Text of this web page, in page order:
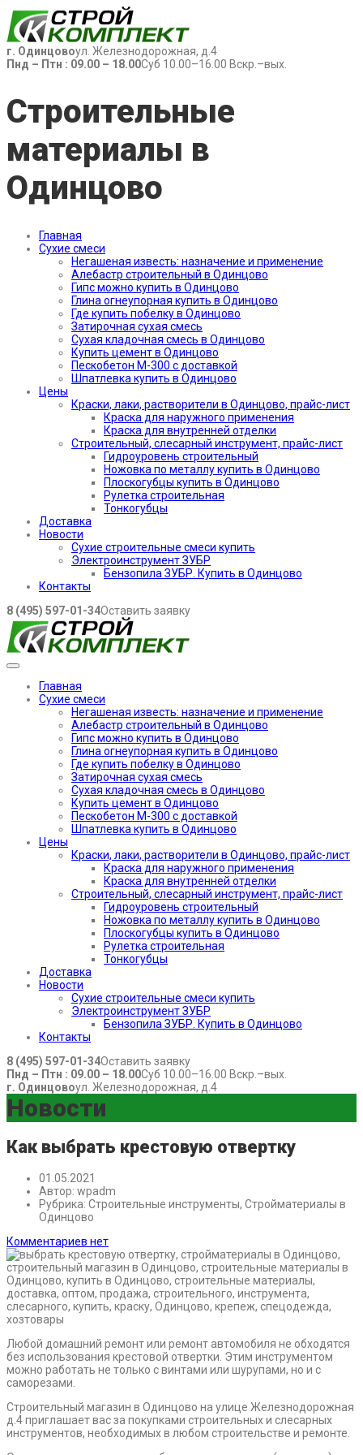
г. Одинцовоул. Железнодорожная, д.4
Пнд – Птн : 09.00 – 18.00Суб 10.00–16.00 Вскр.–вых.
Строительные
материалы в
Одинцово
Главная
Сухие смеси
Негашеная известь: назначение и применение
Алебастр строительный в Одинцово
Гипс можно купить в Одинцово
Глина огнеупорная купить в Одинцово
Где купить побелку в Одинцово
Затирочная сухая смесь
Сухая кладочная смесь в Одинцово
Купить цемент в Одинцово
Пескобетон М-300 с доставкой
Шпатлевка купить в Одинцово
Цены
Краски, лаки, растворители в Одинцово, прайс-лист
Краска для наружного применения
Краска для внутренней отделки
Строительный, слесарный инструмент, прайс-лист
Гидроуровень строительный
Ножовка по металлу купить в Одинцово
Плоскогубцы купить в Одинцово
Рулетка строительная
Тонкогубцы
Доставка
Новости
Сухие строительные смеси купить
Электроинструмент ЗУБР
Бензопила ЗУБР. Купить в Одинцово
Контакты
8 (495) 597-01-34Оставить заявку
Главная
Сухие смеси
Негашеная известь: назначение и применение
Алебастр строительный в Одинцово
Гипс можно купить в Одинцово
Глина огнеупорная купить в Одинцово
Где купить побелку в Одинцово
Затирочная сухая смесь
Сухая кладочная смесь в Одинцово
Купить цемент в Одинцово
Пескобетон М-300 с доставкой
Шпатлевка купить в Одинцово
Цены
Краски, лаки, растворители в Одинцово, прайс-лист
Краска для наружного применения
Краска для внутренней отделки
Строительный, слесарный инструмент, прайс-лист
Гидроуровень строительный
Ножовка по металлу купить в Одинцово
Плоскогубцы купить в Одинцово
Рулетка строительная
Тонкогубцы
Доставка
Новости
Сухие строительные смеси купить
Электроинструмент ЗУБР
Бензопила ЗУБР. Купить в Одинцово
Контакты
8 (495) 597-01-34Оставить заявку
Пнд – Птн : 09.00 – 18.00Суб 10.00–16.00 Вскр.–вых.
г. Одинцовоул. Железнодорожная, д.4
Новости
Как выбрать крестовую отвертку
01.05.2021
Автор: wpadm
Рубрика: Строительные инструменты, Стройматериалы в
Одинцово
Комментариев нет
Любой домашний ремонт или ремонт автомобиля не обходятся
без использования крестовой отвертки. Этим инструментом
можно работать не только с винтами или шурупами, но и с
саморезами.
Строительный магазин в Одинцово на улице Железнодорожная
д.4 приглашает вас за покупками строительных и слесарных
инструментов, необходимых в любом строительстве и ремонте.